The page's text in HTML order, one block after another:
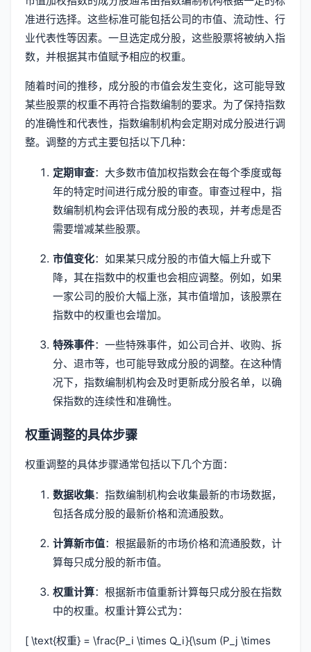
准进行选择。这些标准可能包括公司的市值、流动性、行
业代表性等因素。一旦选定成分股，这些股票将被纳入指
数，并根据其市值赋予相应的权重。
随着时间的推移，成分股的市值会发生变化，这可能导致
某些股票的权重不再符合指数编制的要求。为了保持指数
的准确性和代表性，指数编制机构会定期对成分股进行调
整。调整的方式主要包括以下几种：
定期审查：大多数市值加权指数会在每个季度或每
年的特定时间进行成分股的审查。审查过程中，指
数编制机构会评估现有成分股的表现，并考虑是否
需要增减某些股票。
市值变化：如果某只成分股的市值大幅上升或下
降，其在指数中的权重也会相应调整。例如，如果
一家公司的股价大幅上涨，其市值增加，该股票在
指数中的权重也会增加。
特殊事件：一些特殊事件，如公司合并、收购、拆
分、退市等，也可能导致成分股的调整。在这种情
况下，指数编制机构会及时更新成分股名单，以确
保指数的连续性和准确性。
权重调整的具体步骤
权重调整的具体步骤通常包括以下几个方面：
数据收集：指数编制机构会收集最新的市场数据，
包括各成分股的最新价格和流通股数。
计算新市值：根据最新的市场价格和流通股数，计
算每只成分股的新市值。
权重计算：根据新市值重新计算每只成分股在指数
中的权重。权重计算公式为：
[ \text{权重} = \frac{P_i \times Q_i}{\sum (P_j \times